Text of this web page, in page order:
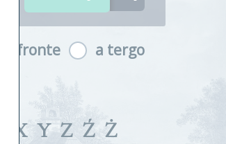
a fronte a tergo
X Y Z Ź Ż